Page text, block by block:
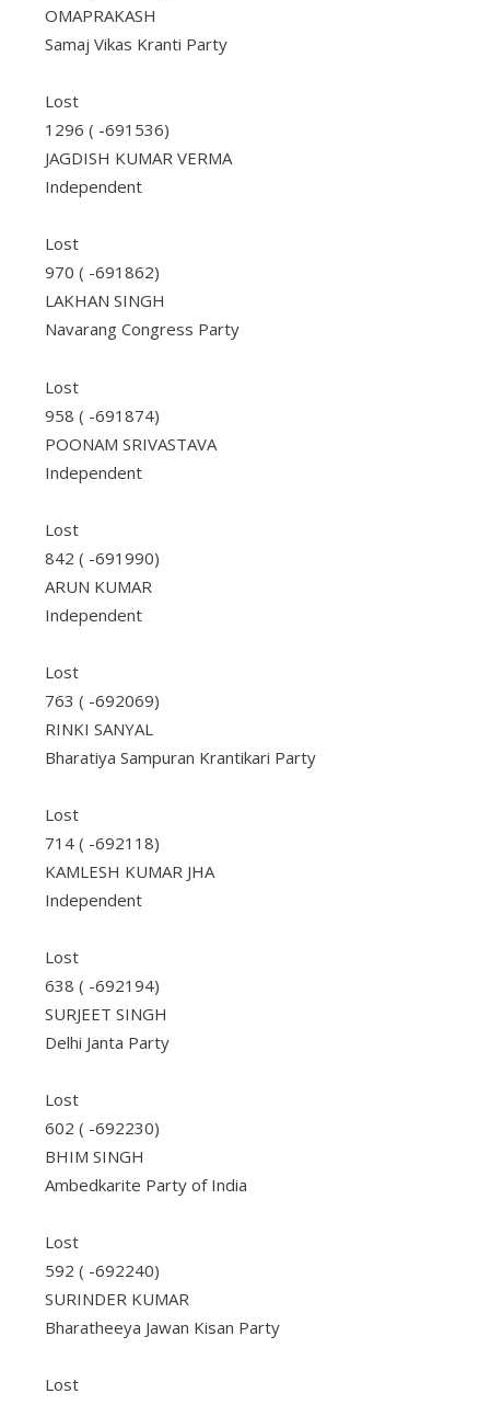
OMAPRAKASH
Samaj Vikas Kranti Party
Lost
1296 ( -691536)
JAGDISH KUMAR VERMA
Independent
Lost
970 ( -691862)
LAKHAN SINGH
Navarang Congress Party
Lost
958 ( -691874)
POONAM SRIVASTAVA
Independent
Lost
842 ( -691990)
ARUN KUMAR
Independent
Lost
763 ( -692069)
RINKI SANYAL
Bharatiya Sampuran Krantikari Party
Lost
714 ( -692118)
KAMLESH KUMAR JHA
Independent
Lost
638 ( -692194)
SURJEET SINGH
Delhi Janta Party
Lost
602 ( -692230)
BHIM SINGH
Ambedkarite Party of India
Lost
592 ( -692240)
SURINDER KUMAR
Bharatheeya Jawan Kisan Party
Lost